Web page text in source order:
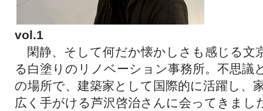
vol.1
閑静、そして何だか懐かしさも感じる文
る白塗りのリノベーション事務所。不思議
の場所で、建築家として国際的に活躍し、
広く手がける芦沢啓治さんに会ってきまし